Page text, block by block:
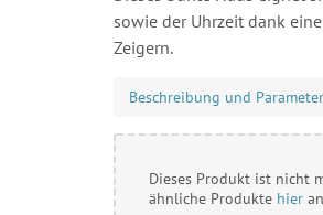
sowie der Uhrzeit dank
Zeigern.
Beschreibung und Parameter
Dieses Produkt ist nicht
ähnliche Produkte hier